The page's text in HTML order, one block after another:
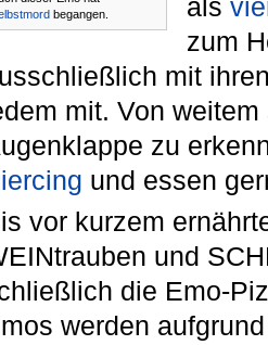
begangen.
als
zum
mit
mit. Von
zu
und essen
vor kurzem
und
die Emo-
werden